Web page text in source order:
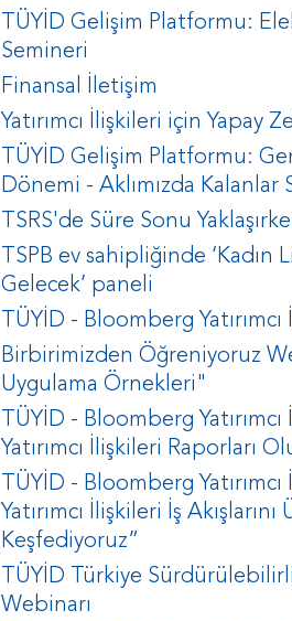
TÜYİD Gelişim Platformu:
Semineri
Finansal İletişim
Yatırımcı İlişkileri için Yapay
TÜYİD Gelişim Platformu:
Dönemi - Aklımızda Kalanlar
TSRS'de Süre Sonu
TSPB ev sahipliğinde ‘Kadın
Gelecek’ paneli
TÜYİD - Bloomberg
Birbirimizden Öğreniyoruz
Uygulama Örnekleri"
TÜYİD - Bloomberg
Yatırımcı İlişkileri Raporları
TÜYİD - Bloomberg
Yatırımcı İlişkileri İş
Keşfediyoruz”
TÜYİD Türkiye
Webinarı